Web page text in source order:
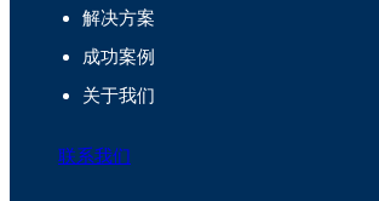
解决方案
成功案例
关于我们
联系我们